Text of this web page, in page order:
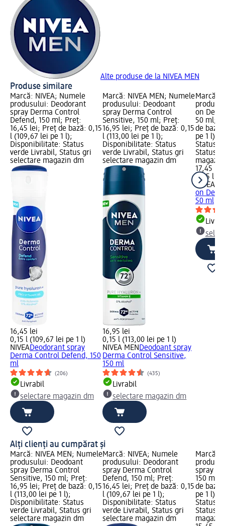
Alte produse de la NIVEA MEN
Produse similare
Marcă: NIVEA; Numele
produsului: Deodorant
spray Derma Control
Defend, 150 ml; Preț:
16,45 lei; Preț de bază: 0,15
l (109,67 lei pe 1 l);
Disponibilitate: Status
verde Livrabil, Status gri
selectare magazin dm
16,45 lei
0,15 l (109,67 lei pe 1 l)
NIVEADeodorant spray
Derma Control Defend, 150
ml
(206)
Livrabil
selectare magazin dm
Marcă: NIVEA MEN; Numele
produsului: Deodoant
spray Derma Control
Sensitive, 150 ml; Preț:
16,95 lei; Preț de bază: 0,15
l (113,00 lei pe 1 l);
Disponibilitate: Status
verde Livrabil, Status gri
selectare magazin dm
16,95 lei
0,15 l (113,00 lei pe 1 l)
NIVEA MENDeodoant spray
Derma Control Sensitive,
150 ml
(435)
Livrabil
selectare magazin dm
Marcă:
on
50 ml;
de
pe 1 l);
Status
Status
17,45 lei
0,05 l
NIVEA
on
50 ml
Alți clienți au cumpărat și
Marcă: NIVEA MEN; Numele
produsului: Deodoant
spray Derma Control
Sensitive, 150 ml; Preț:
16,95 lei; Preț de bază: 0,15
l (113,00 lei pe 1 l);
Disponibilitate: Status
verde Livrabil, Status gri
selectare magazin dm
Marcă: NIVEA; Numele
produsului: Deodorant
spray Derma Control
Defend, 150 ml; Preț:
16,45 lei; Preț de bază: 0,15
l (109,67 lei pe 1 l);
Disponibilitate: Status
verde Livrabil, Status gri
selectare magazin dm
Marcă:
spray
150 ml;
de bază:
pe 1 l);
Status
Status